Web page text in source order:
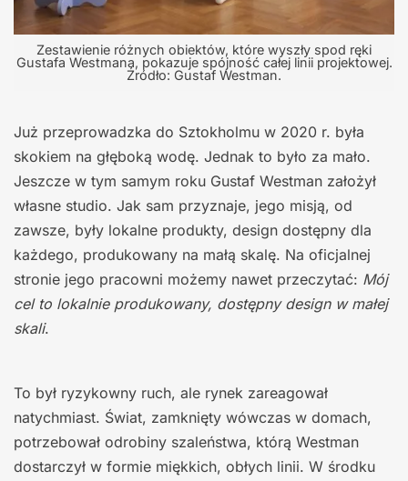
Zestawienie różnych obiektów, które wyszły spod ręki
Gustafa Westmana, pokazuje spójność całej linii projektowej.
Źródło: Gustaf Westman.
Już przeprowadzka do Sztokholmu w 2020 r. była
skokiem na głęboką wodę. Jednak to było za mało.
Jeszcze w tym samym roku Gustaf Westman założył
własne studio. Jak sam przyznaje, jego misją, od
zawsze, były lokalne produkty, design dostępny dla
każdego, produkowany na małą skalę. Na oficjalnej
stronie jego pracowni możemy nawet przeczytać: Mój
cel to lokalnie produkowany, dostępny design w małej
skali.
To był ryzykowny ruch, ale rynek zareagował
natychmiast. Świat, zamknięty wówczas w domach,
potrzebował odrobiny szaleństwa, którą Westman
dostarczył w formie miękkich, obłych linii. W środku